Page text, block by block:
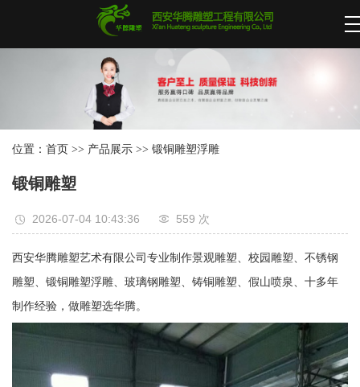
位置： 首页 >> 产品展示 >> 锻铜雕塑浮雕
锻铜雕塑
2026-07-04 10:43:36 559 次
西安华腾雕塑艺术有限公司专业制作景观雕塑、校园雕塑、不锈钢
雕塑、锻铜雕塑浮雕、玻璃钢雕塑、铸铜雕塑、假山喷泉、十多年
制作经验，做雕塑选华腾。